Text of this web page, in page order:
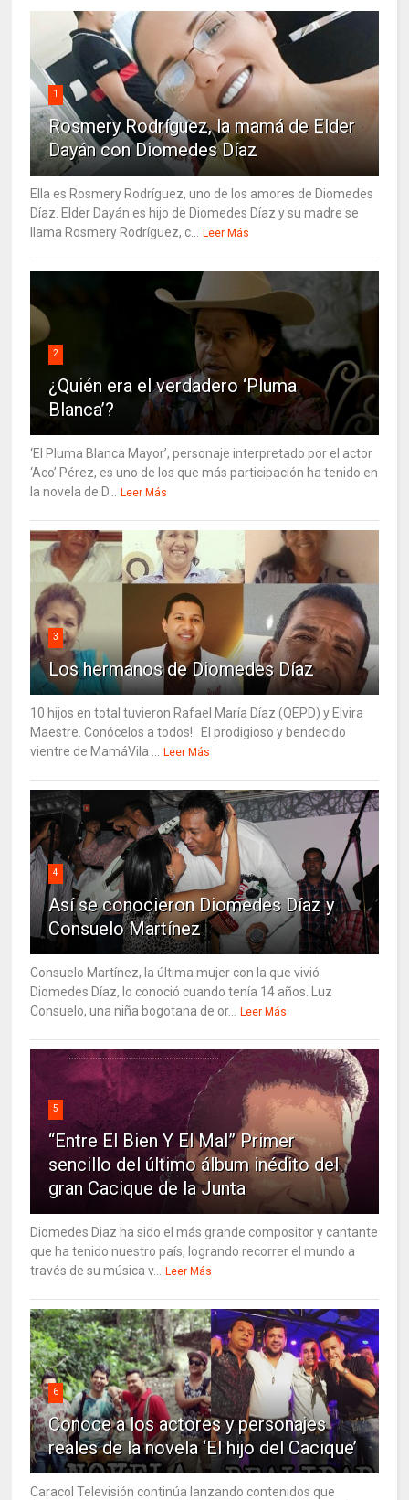
1
Rosmery Rodríguez, la mamá de Elder
Dayán con Diomedes Díaz
Ella es Rosmery Rodríguez, uno de los amores de Diomedes
Díaz. Elder Dayán es hijo de Diomedes Díaz y su madre se
llama Rosmery Rodríguez, c...
Leer Más
2
¿Quién era el verdadero ‘Pluma
Blanca’?
‘El Pluma Blanca Mayor’, personaje interpretado por el actor
‘Aco’ Pérez, es uno de los que más participación ha tenido en
la novela de D...
Leer Más
3
Los hermanos de Diomedes Díaz
10 hijos en total tuvieron Rafael María Díaz (QEPD) y Elvira
Maestre. Conócelos a todos!. El prodigioso y bendecido
vientre de MamáVila ...
Leer Más
4
Así se conocieron Diomedes Díaz y
Consuelo Martínez
Consuelo Martínez, la última mujer con la que vivió
Diomedes Díaz, lo conoció cuando tenía 14 años. Luz
Consuelo, una niña bogotana de or...
Leer Más
5
“Entre El Bien Y El Mal” Primer
sencillo del último álbum inédito del
gran Cacique de la Junta
Diomedes Diaz ha sido el más grande compositor y cantante
que ha tenido nuestro país, logrando recorrer el mundo a
través de su música v...
Leer Más
6
Conoce a los actores y personajes
reales de la novela ‘El hijo del Cacique’
Caracol Televisión continúa lanzando contenidos que